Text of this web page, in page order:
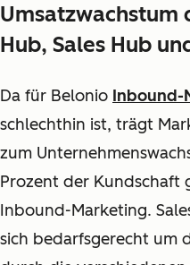
Umsatzwachstum
Hub, Sales Hub
Da für Belonio Inbound-
schlechthin ist, trägt
zum
Prozent der Kundschaft
Inbound-Marketing.
sich bedarfsgerecht um